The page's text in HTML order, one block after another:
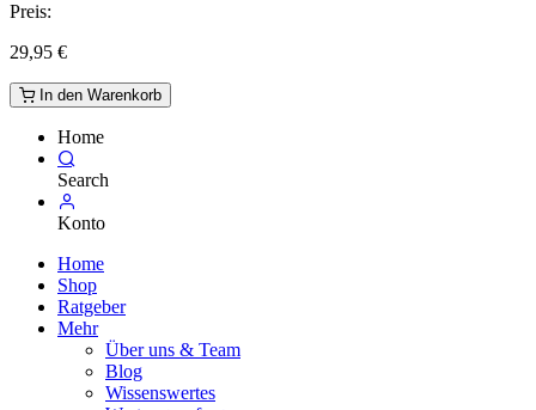
Preis:
29,95 €
In den Warenkorb
Home
Search
Konto
Home
Shop
Ratgeber
Mehr
Über uns & Team
Blog
Wissenswertes